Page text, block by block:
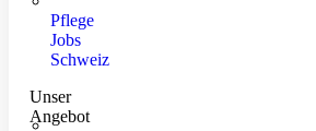
Pflege
Jobs
Schweiz
Unser
Angebot